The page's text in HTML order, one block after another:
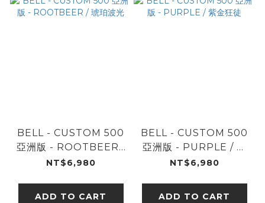
BELL - CUSTOM 500
亞洲版 - ROOTBEER /
琥珀波光
NT$6,980
ADD TO CART
BELL - CUSTOM 500
亞洲版 - PURPLE / 紫
金狂徒
NT$6,980
ADD TO CART